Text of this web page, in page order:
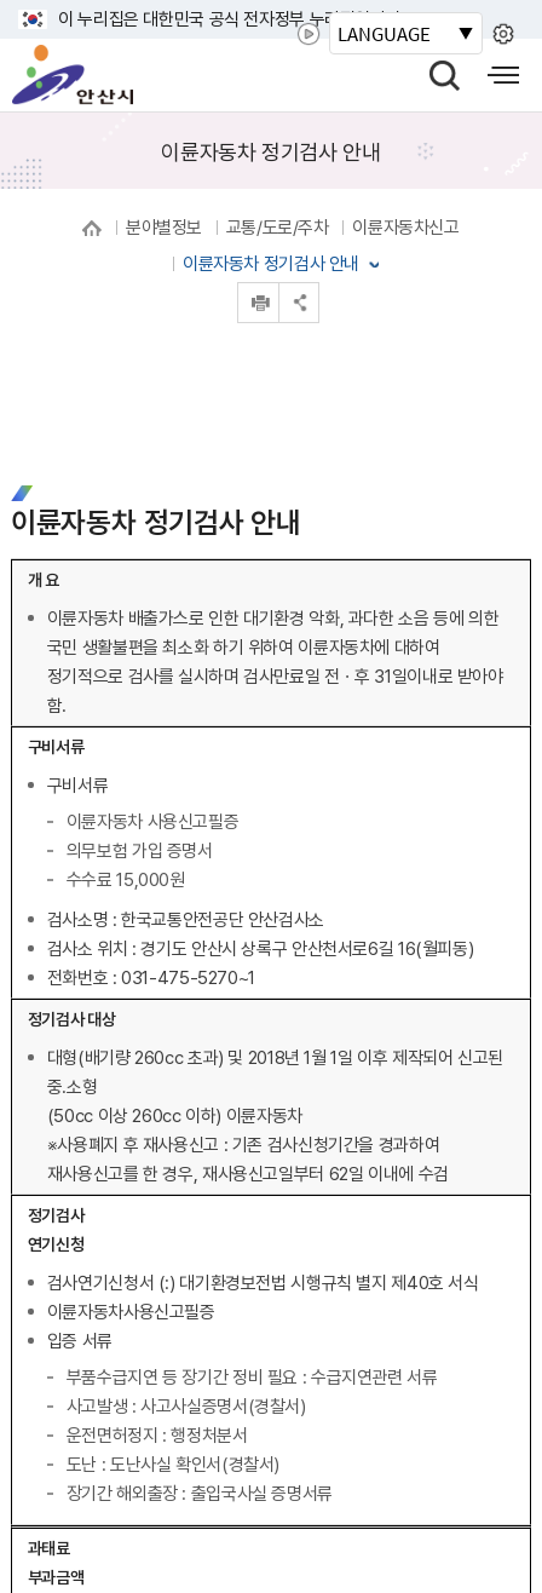
기
이 누리집은 대한민국 공식 전자정부 누리집입니다.
시
색
기
바
사
이륜자동차 정기검사 안내
분야별정보 교통/도로/주차
이륜자동차신고
이륜자동차 정기검사 안내
이륜자동차 정기검사 안내
개 요
이륜자동차 배출가스로 인한 대기환경 악화, 과다한 소음 등에 의한
국민 생활불편을 최소화 하기 위하여 이륜자동차에 대하여
정기적으로 검사를 실시하며 검사만료일 전ㆍ후 31일이내로 받아야
함.
구비서류
구비서류
이륜자동차 사용신고필증
의무보험 가입 증명서
수수료 15,000원
검사소명 : 한국교통안전공단 안산검사소
검사소 위치 : 경기도 안산시 상록구 안산천서로6길 16(월피동)
전화번호 : 031-475-5270~1
정기검사 대상
대형(배기량 260cc 초과) 및 2018년 1월 1일 이후 제작되어 신고된
중.소형
(50cc 이상 260cc 이하) 이륜자동차
※사용폐지 후 재사용신고 : 기존 검사신청기간을 경과하여
재사용신고를 한 경우, 재사용신고일부터 62일 이내에 수검
정기검사
연기신청
검사연기신청서 (:) 대기환경보전법 시행규칙 별지 제40호 서식
이륜자동차사용신고필증
입증 서류
부품수급지연 등 장기간 정비 필요 : 수급지연관련 서류
사고발생 : 사고사실증명서(경찰서)
운전면허정지 : 행정처분서
도난 : 도난사실 확인서(경찰서)
장기간 해외출장 : 출입국사실 증명서류
과태료
부과금액
LANGUAGE